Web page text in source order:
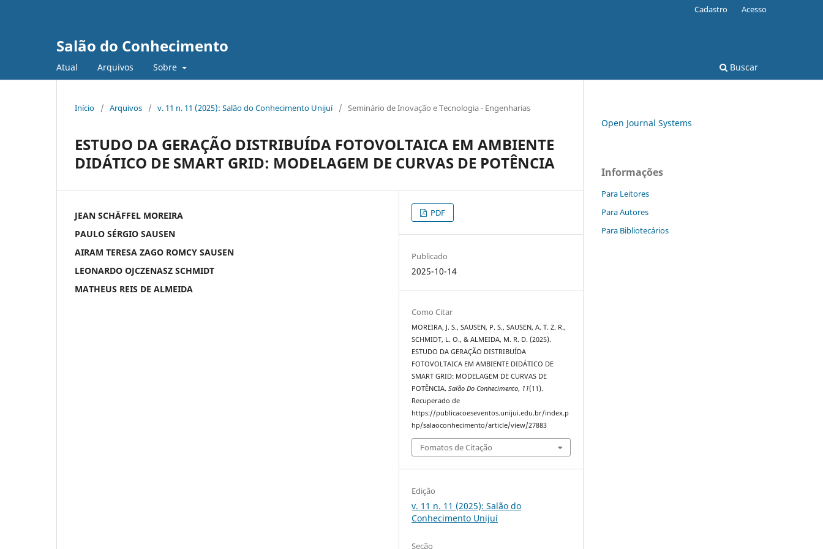
Salão do Conhecimento
Atual Arquivos Sobre Buscar
Cadastro Acesso
Início / Arquivos / v. 11 n. 11 (2025): Salão do Conhecimento Unijuí / Seminário de Inovação e Tecnologia - Engenharias
ESTUDO DA GERAÇÃO DISTRIBUÍDA FOTOVOLTAICA EM AMBIENTE
DIDÁTICO DE SMART GRID: MODELAGEM DE CURVAS DE POTÊNCIA
JEAN SCHÄFFEL MOREIRA
PAULO SÉRGIO SAUSEN
AIRAM TERESA ZAGO ROMCY SAUSEN
LEONARDO OJCZENASZ SCHMIDT
MATHEUS REIS DE ALMEIDA
PDF
Publicado
2025-10-14
Como Citar
MOREIRA, J. S., SAUSEN, P. S., SAUSEN, A. T. Z. R.,
SCHMIDT, L. O., & ALMEIDA, M. R. D. (2025).
ESTUDO DA GERAÇÃO DISTRIBUÍDA
FOTOVOLTAICA EM AMBIENTE DIDÁTICO DE
SMART GRID: MODELAGEM DE CURVAS DE
POTÊNCIA.Salão Do Conhecimento, 11(11).
Recuperado de
https://publicacoeseventos.unijui.edu.br/index.p
hp/salaoconhecimento/article/view/27883
Fomatos de Citação
Edição
v. 11 n. 11 (2025): Salão do
Conhecimento Unijuí
Seção
Open Journal Systems
Informações
Para Leitores
Para Autores
Para Bibliotecários